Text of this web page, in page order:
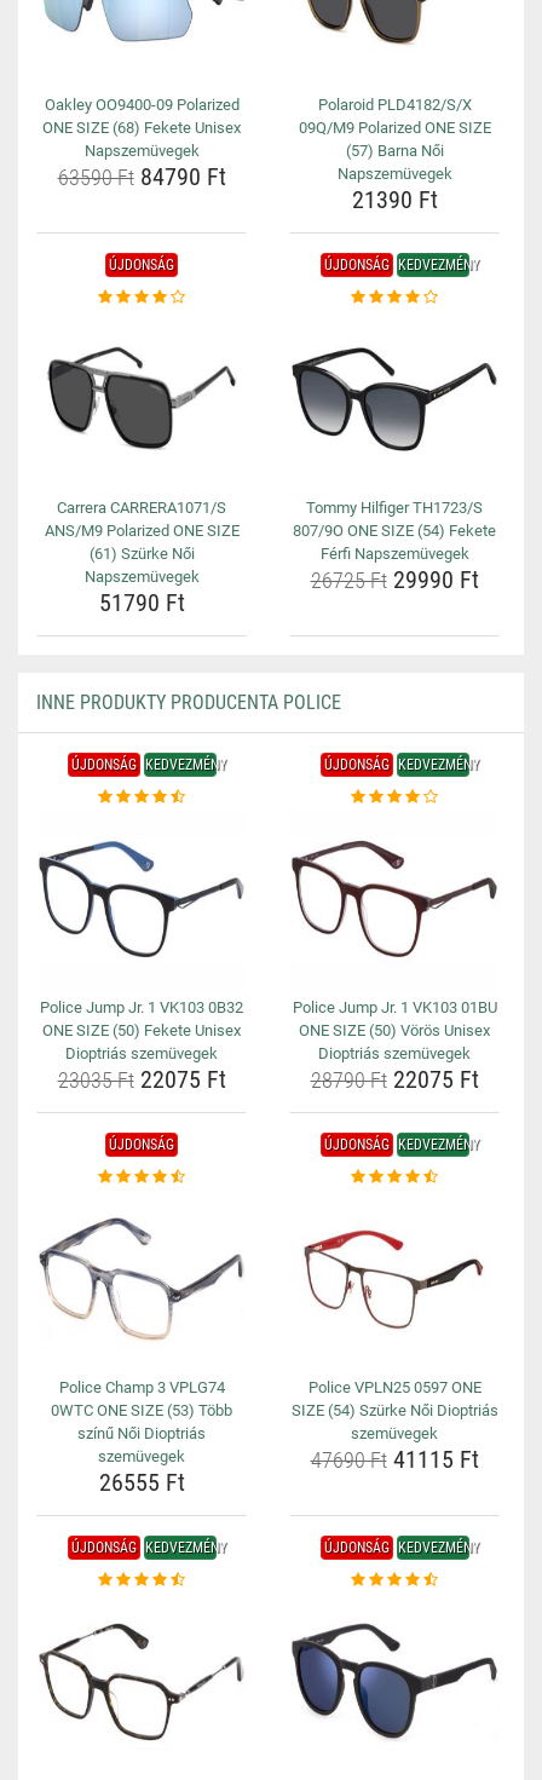
Oakley OO9400-09 Polarized
ONE SIZE (68) Fekete Unisex
Napszemüvegek
63590 Ft84790 Ft
Polaroid PLD4182/S/X
09Q/M9 Polarized ONE SIZE
(57) Barna Női
Napszemüvegek
21390 Ft
ÚJDONSÁG
Carrera CARRERA1071/S
ANS/M9 Polarized ONE SIZE
(61) Szürke Női
Napszemüvegek
51790 Ft
ÚJDONSÁG KEDVEZMÉNY
Tommy Hilfiger TH1723/S
807/9O ONE SIZE (54) Fekete
Férfi Napszemüvegek
26725 Ft29990 Ft
INNE PRODUKTY PRODUCENTA POLICE
ÚJDONSÁG KEDVEZMÉNY
Police Jump Jr. 1 VK103 0B32
ONE SIZE (50) Fekete Unisex
Dioptriás szemüvegek
23035 Ft22075 Ft
ÚJDONSÁG KEDVEZMÉNY
Police Jump Jr. 1 VK103 01BU
ONE SIZE (50) Vörös Unisex
Dioptriás szemüvegek
28790 Ft22075 Ft
ÚJDONSÁG
Police Champ 3 VPLG74
0WTC ONE SIZE (53) Több
színű Női Dioptriás
szemüvegek
26555 Ft
ÚJDONSÁG KEDVEZMÉNY
Police VPLN25 0597 ONE
SIZE (54) Szürke Női Dioptriás
szemüvegek
47690 Ft41115 Ft
ÚJDONSÁG KEDVEZMÉNY ÚJDONSÁG KEDVEZMÉNY